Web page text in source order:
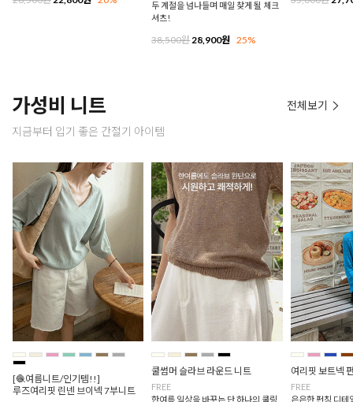
두 계절을 넘나들며 매일 찾게 될 체크
셔츠!
38,500원28,900원 25%
가성비 니트
지금부터 입기 좋은 간절기 아이템
전체보기
[🧶여름니트/인기템!!]
루즈여리핏 린넨 브이넥 7부니트
쿨썸머 슬라브 라운드 니트
FREE
한여름 일상을 바꾸는 단 하나의 쿨링
여리핏 보트넥
FREE
은은한 펀칭 디테